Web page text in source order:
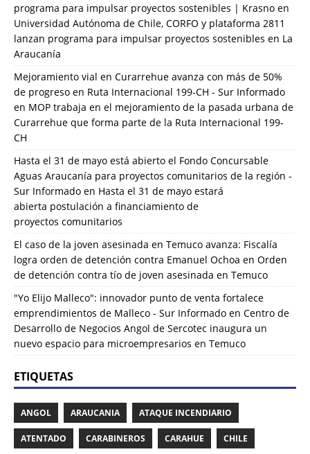
programa para impulsar proyectos sostenibles | Krasno en
Universidad Autónoma de Chile, CORFO y plataforma 2811
lanzan programa para impulsar proyectos sostenibles en La
Araucanía
Mejoramiento vial en Curarrehue avanza con más de 50%
de progreso en Ruta Internacional 199-CH - Sur Informado
en MOP trabaja en el mejoramiento de la pasada urbana de
Curarrehue que forma parte de la Ruta Internacional 199-
CH
Hasta el 31 de mayo está abierto el Fondo Concursable
Aguas Araucanía para proyectos comunitarios de la región -
Sur Informado en Hasta el 31 de mayo estará
abierta postulación a financiamiento de
proyectos comunitarios
El caso de la joven asesinada en Temuco avanza: Fiscalía
logra orden de detención contra Emanuel Ochoa en Orden
de detención contra tío de joven asesinada en Temuco
"Yo Elijo Malleco": innovador punto de venta fortalece
emprendimientos de Malleco - Sur Informado en Centro de
Desarrollo de Negocios Angol de Sercotec inaugura un
nuevo espacio para microempresarios en Temuco
ETIQUETAS
ANGOL ARAUCANIA ATAQUE INCENDIARIO
ATENTADO CARABINEROS CARAHUE CHILE